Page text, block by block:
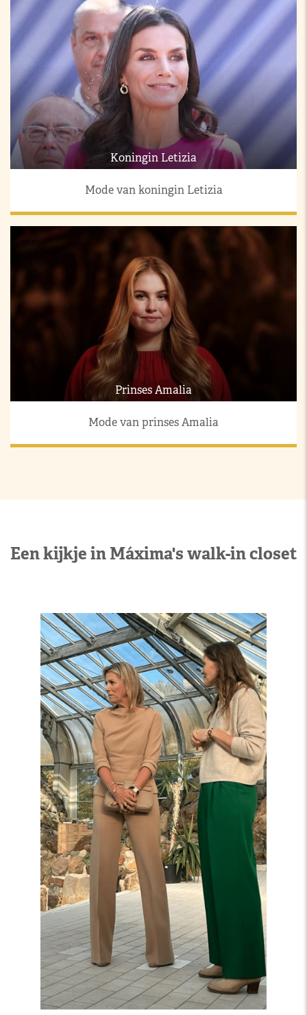
Koningin Letizia
Mode van koningin Letizia
Prinses Amalia
Mode van prinses Amalia
Een kijkje in Máxima's walk-in closet